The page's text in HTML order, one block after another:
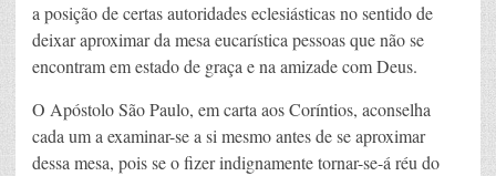
a posição de certas autoridades eclesiásticas no sentido de
deixar aproximar da mesa eucarística pessoas que não se
encontram em estado de graça e na amizade com Deus.
O Apóstolo São Paulo, em carta aos Coríntios, aconselha
cada um a examinar-se a si mesmo antes de se aproximar
dessa mesa, pois se o fizer indignamente tornar-se-á réu do